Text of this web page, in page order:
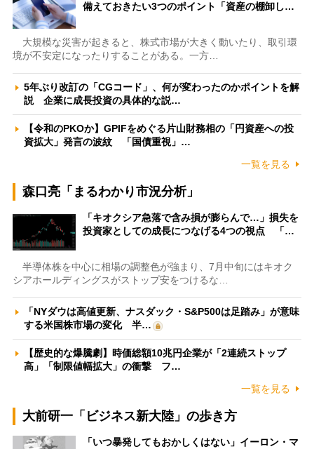
備えておきたい3つのポイント「資産の棚卸し…
大規模な災害が起きると、株式市場が大きく動いたり、取引環
境が不安定になったりすることがある。一方…
5年ぶり改訂の「CGコード」、何が変わったのかポイントを解
説 企業に成長投資の具体的な説…
【令和のPKOか】GPIFをめぐる片山財務相の「円資産への投
資拡大」発言の波紋 「国債重視」…
一覧を見る
森口亮「まるわかり市況分析」
「キオクシア急落で含み損が膨らんで…」損失を
投資家としての成長につなげる4つの視点 「…
半導体株を中心に相場の調整色が強まり、7月中旬にはキオク
シアホールディングスがストップ安をつけるな…
「NYダウは高値更新、ナスダック・S&P500は足踏み」が意味
する米国株市場の変化 半…
【歴史的な爆騰劇】時価総額10兆円企業が「2連続ストップ
高」「制限値幅拡大」の衝撃 フ…
一覧を見る
大前研一「ビジネス新大陸」の歩き方
「いつ暴発してもおかしくはない」イーロン・マ